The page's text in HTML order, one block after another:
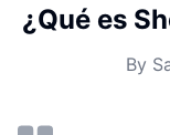
¿Qué es
By